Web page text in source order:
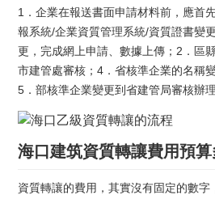
1．企業在報送書面申請材料前，應首
報系統/企業資質管理系統/資質證書變
更，完成網上申請、數據上傳；2．區
市建管處審核；4．省核準企業的名稱
5．部核準企業變更到省建管局審核辦理
海口建筑資質轉讓費用預
資質轉讓的費用，其實沒有固定的數字